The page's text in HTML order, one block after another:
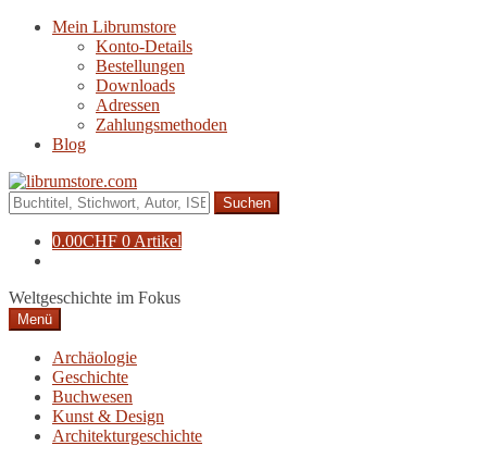
Navigation
Zum
Mein Librumstore
Konto-Details
Bestellungen
Downloads
Adressen
Zahlungsmethoden
Blog
Suche
nach:
0.00CHF 0 Artikel
Weltgeschichte im Fokus
Menü
Archäologie
Geschichte
Buchwesen
Kunst & Design
Architekturgeschichte